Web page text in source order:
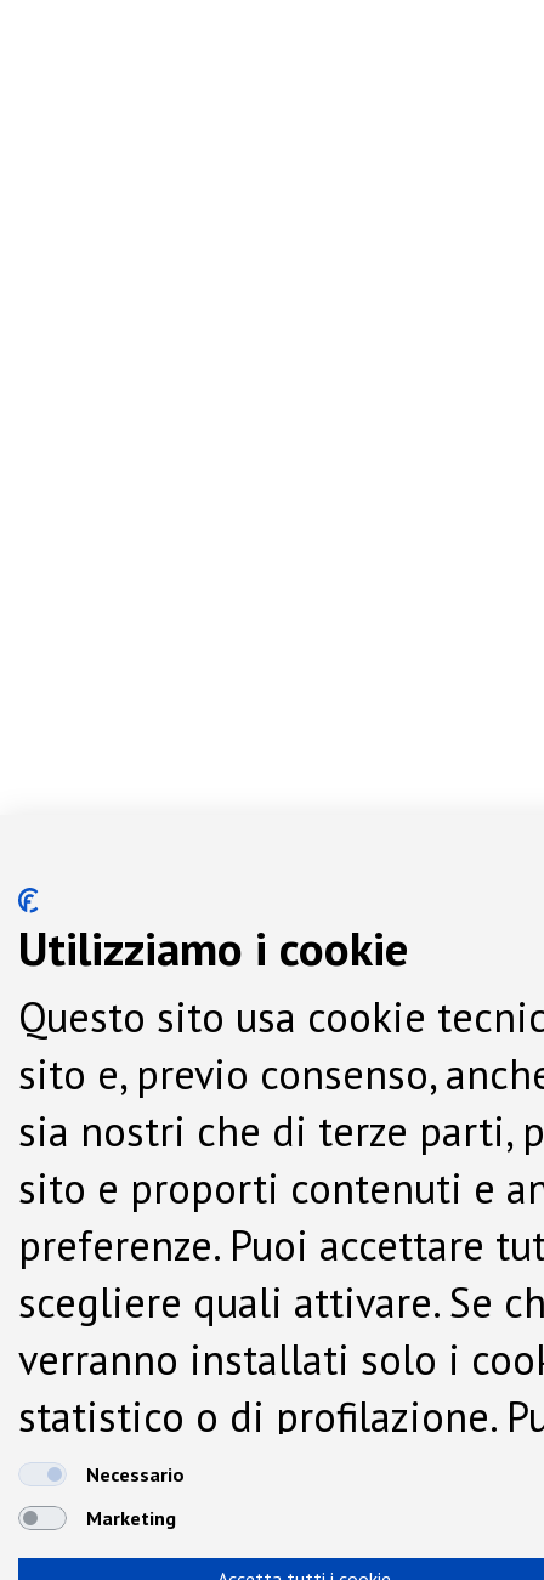
Utilizziamo i cookie
Questo sito usa cookie
sito e, previo consenso,
sia nostri che di terze parti,
sito e proporti contenuti e
preferenze. Puoi accettare
scegliere quali attivare. Se
verranno installati solo i
statistico o di profilazione.
dalla Cookie Policy.
Necessario
Marketing